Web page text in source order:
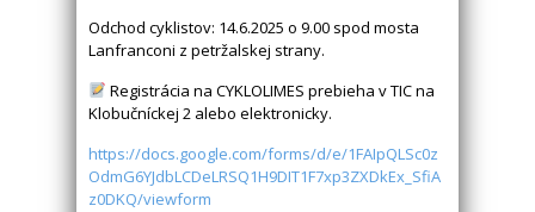
Odchod cyklistov: 14.6.2025 o 9.00 spod mosta
Lanfranconi z petržalskej strany.
Registrácia na CYKLOLIMES prebieha v TIC na
Klobučníckej 2 alebo elektronicky.
https://docs.google.com/forms/d/e/1FAIpQLSc0z
OdmG6YJdbLCDeLRSQ1H9DIT1F7xp3ZXDkEx_SfiA
z0DKQ/viewform